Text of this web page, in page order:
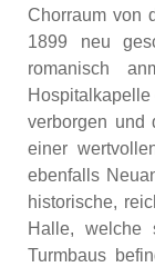
Chorraum von
1899 neu
romanisch
Hospitalkapelle
verborgen und
einer
ebenfalls
historische,
Halle, welche
Turmbaus